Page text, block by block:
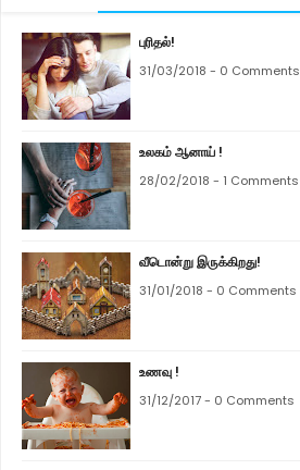
புரிதல்!
31/03/2018 - 0 Comments
உலகம் ஆனாய் !
28/02/2018 - 1 Comments
வீடொன்று இருக்கிறது!
31/01/2018 - 0 Comments
உணவு !
31/12/2017 - 0 Comments